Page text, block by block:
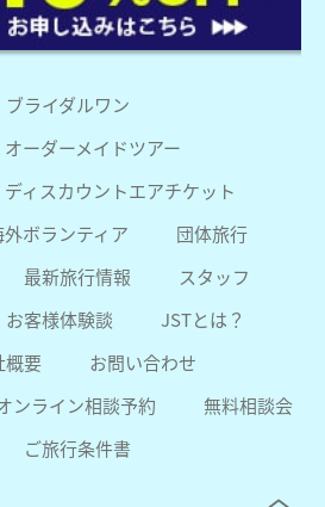
ブライダルワン
オーダーメイドツアー
ディスカウントエアチケット
外ボランティア
団体旅行
最新旅行情報
スタッフ
お客様体験談
JSTとは？
概要
お問い合わせ
ンライン相談予約
無料相談会
ご旅行条件書